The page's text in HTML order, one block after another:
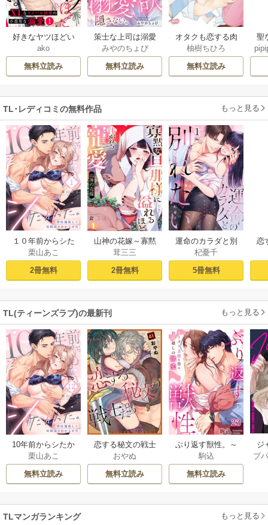
好きなヤツほどい
じめたい。XLなラ
イバル同期の不器
用な溺愛
ako
無料立読み
策士な上司は溺愛
欲を隠さない。～
囲って、乱して、
とろあまエッチ～
みやのちょび
無料立読み
オタクも恋する肉
食紳士【単行本】
【電子限定特典
付】
柚樹ちひろ
無料立読み
聖
だ
TL･レディコミの無料作品 もっと見る
１０年前からシた
かった。～理性爆
散した幼馴染のわ
からせＨ（１）
栗山あこ
2冊無料
山神の花嫁～寡黙
な旦那様に溢れる
ほど注がれる寵愛
～【TL版】 1巻
茸三三
2冊無料
運命のカラダと別
れたい。～思い出
したくなかった、
元カレとのズブズ
杞憂千
5冊無料
恋
TL(ティーンズラブ)の最新刊 もっと見る
10年前からシたか
った。～理性爆散
した幼馴染のわか
らせＨ 12巻
栗山あこ
無料立読み
恋する秘文の戦士
たち【forcs edite
d】 43-44巻
おやぬ
無料立読み
ぶり返す獣性。～
カースト上位な男
の、10年越しの激
愛 23巻
駒込
無料立読み
ジ
ク
プ
TLマンガランキング もっと見る